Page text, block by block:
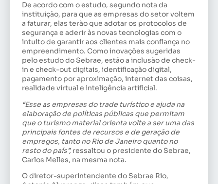
De acordo com o estudo, segundo nota da
instituição, para que as empresas do setor voltem
a faturar, elas terão que adotar os protocolos de
segurança e aderir às novas tecnologias com o
intuito de garantir aos clientes mais confiança no
empreendimento. Como inovações sugeridas
pelo estudo do Sebrae, estão a inclusão de check-
in e check-out digitais, identificação digital,
pagamento por aproximação, internet das coisas,
realidade virtual e inteligência artificial.
“Esse as empresas do trade turístico e ajuda na
elaboração de políticas públicas que permitam
que o turismo material orienta volte a ser uma das
principais fontes de recursos e de geração de
empregos, tanto no Rio de Janeiro quanto no
resto do país”, ressaltou o presidente do Sebrae,
Carlos Melles, na mesma nota.
O diretor-superintendente do Sebrae Rio,